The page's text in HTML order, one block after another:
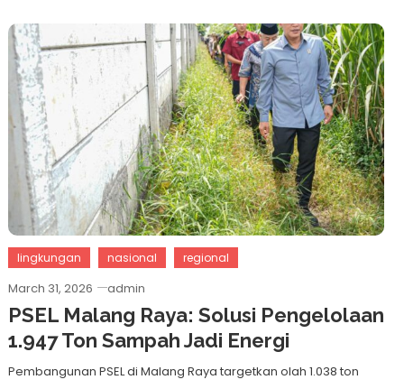
lingkungan nasional regional
March 31, 2026 admin
PSEL Malang Raya: Solusi Pengelolaan
1.947 Ton Sampah Jadi Energi
Pembangunan PSEL di Malang Raya targetkan olah 1.038 ton